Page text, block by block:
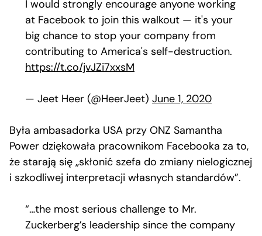
I would strongly encourage anyone working
at Facebook to join this walkout — it's your
big chance to stop your company from
contributing to America's self-destruction.
https://t.co/jvJZi7xxsM
— Jeet Heer (@HeerJeet) June 1, 2020
Była ambasadorka USA przy ONZ Samantha
Power dziękowała pracownikom Facebooka za to,
że starają się „skłonić szefa do zmiany nielogicznej
i szkodliwej interpretacji własnych standardów”.
“…the most serious challenge to Mr.
Zuckerberg’s leadership since the company